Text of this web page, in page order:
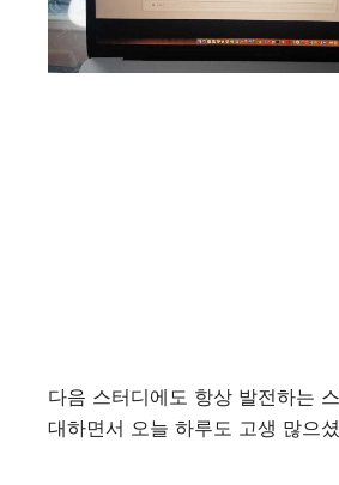
다음 스터디에도 항상 발전하는
대하면서 오늘 하루도 고생 많으